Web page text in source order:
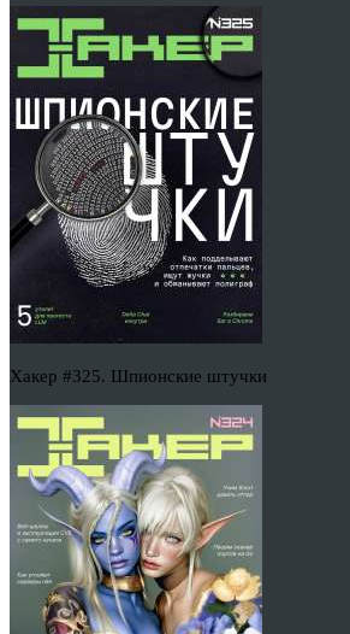
Хакер #325. Шпионские штучки